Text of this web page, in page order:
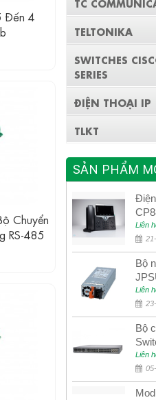
Đến 4
Chuyển
RS-485
TC
TELTONIKA
SWITCHES
SERIES
ĐIỆN THOẠI IP
TLKT
SẢN PHẨM
Liên
Bộ
Liên
Bộ
Liên